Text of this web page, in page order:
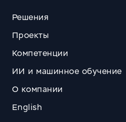
Решения
Проекты
Компетенции
ИИ и машинное обучение
О компании
English